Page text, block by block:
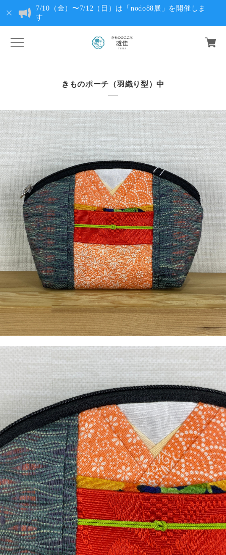
7/10（金）〜7/12（日）は「nodo88展」を開催しま
す
きものポーチ（羽織り型）中